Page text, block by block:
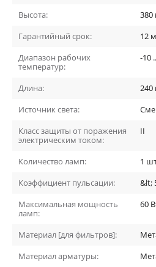
Высота:
380
Гарантийный срок:
12
Диапазон рабочих
температур:
-10
Длина: 240
Источник света:
Класс защиты от поражения
электрическим током:
II
Количество ламп: 1
Коэффициент пульсации:
&lt;
Максимальная мощность
ламп:
60
Материал [для фильтров]:
Материал арматуры: